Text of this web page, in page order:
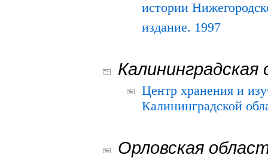
истории
издание. 1997
Калининградская
Центр хранения и
Калининградской
Орловская